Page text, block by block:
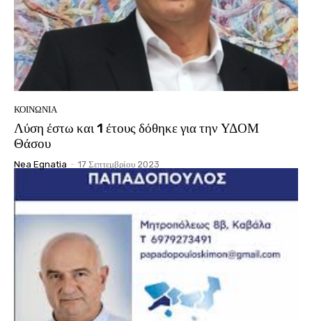
ΚΟΙΝΩΝΊΑ
Λύση έστω και 1 έτους δόθηκε για την ΥΔΟΜ
Θάσου
Nea Egnatia - 17 Σεπτεμβρίου 2023